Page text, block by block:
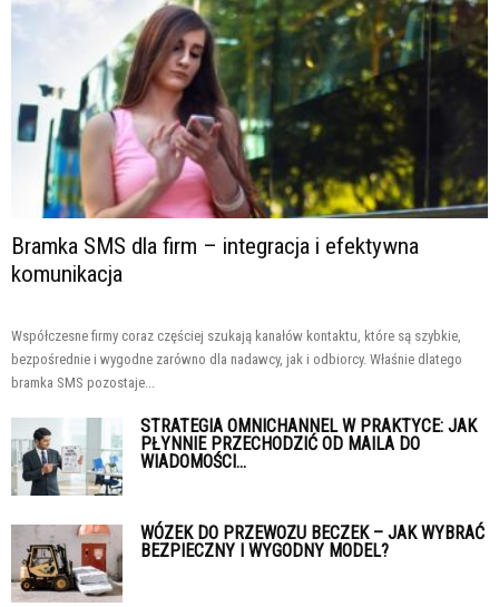
Bramka SMS dla firm – integracja i efektywna
komunikacja
Współczesne firmy coraz częściej szukają kanałów kontaktu, które są szybkie,
bezpośrednie i wygodne zarówno dla nadawcy, jak i odbiorcy. Właśnie dlatego
bramka SMS pozostaje...
STRATEGIA OMNICHANNEL W PRAKTYCE: JAK
PŁYNNIE PRZECHODZIĆ OD MAILA DO
WIADOMOŚCI...
WÓZEK DO PRZEWOZU BECZEK – JAK WYBRAĆ
BEZPIECZNY I WYGODNY MODEL?